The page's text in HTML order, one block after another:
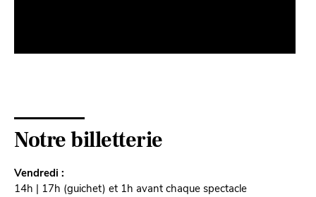
Notre billetterie
Vendredi :
14h | 17h (guichet) et 1h avant chaque spectacle